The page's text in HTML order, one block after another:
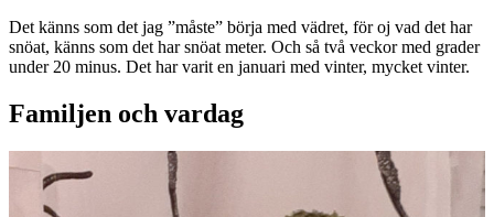
Det känns som det jag ”måste” börja med vädret, för oj vad det har
snöat, känns som det har snöat meter. Och så två veckor med grader
under 20 minus. Det har varit en januari med vinter, mycket vinter.
Familjen och vardag